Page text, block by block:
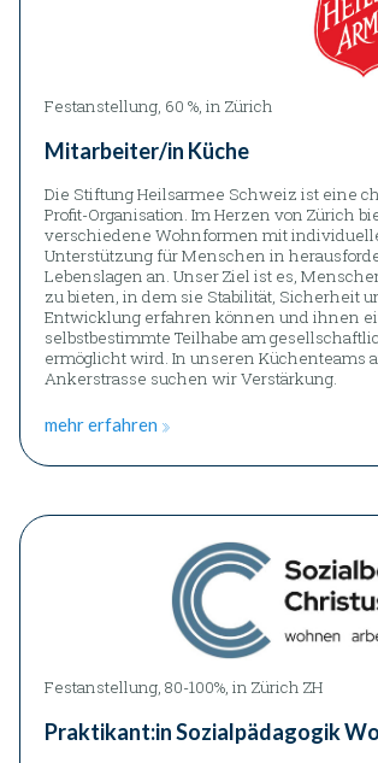
Festanstellung, 60 %, in Zürich
Mitarbeiter/in Küche
Die Stiftung Heilsarmee Schweiz ist eine
Profit-Organisation. Im Herzen von Zürich
verschiedene Wohnformen mit
Unterstützung für Menschen in
Lebenslagen an. Unser Ziel ist es,
zu bieten, in dem sie Stabilität, Sicherheit
Entwicklung erfahren können und ihnen
selbstbestimmte Teilhabe am
ermöglicht wird. In unseren Küchenteams
Ankerstrasse suchen wir Verstärkung.
mehr erfahren
Festanstellung, 80-100%, in Zürich ZH
Praktikant:in Sozialpädagogik